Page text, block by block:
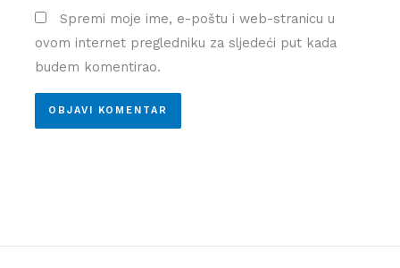
Spremi moje ime, e-poštu i web-stranicu u
ovom internet pregledniku za sljedeći put kada
budem komentirao.